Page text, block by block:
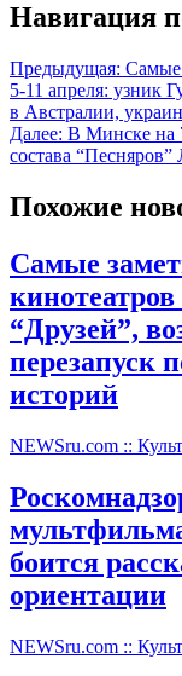
Навигация
Предыдущая: Самые
5-11 апреля: узник
в Австралии,
Далее: В Минске на
состава
Похожие
Самые
“Друзей”,
перезапуск
историй
NEWSru.com ::
боится
ориентации
NEWSru.com ::